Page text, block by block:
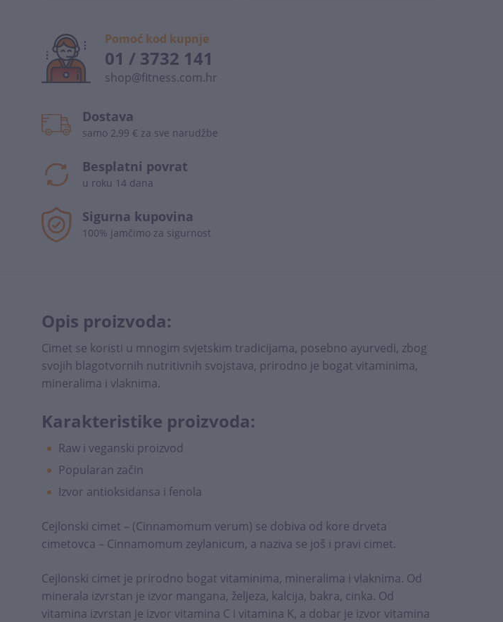
Pomoć kod kupnje
01 / 3732 141
shop@fitness.com.hr
Dostava
samo 2,99 € za sve narudžbe
Besplatni povrat
u roku 14 dana
Sigurna kupovina
100% jamčimo za sigurnost
Opis proizvoda:
Cimet se koristi u mnogim svjetskim tradicijama, posebno ayurvedi, zbog
svojih blagotvornih nutritivnih svojstava, prirodno je bogat vitaminima,
mineralima i vlaknima.
Karakteristike proizvoda:
Raw i veganski proizvod
Popularan začin
Izvor antioksidansa i fenola
Cejlonski cimet – (Cinnamomum verum) se dobiva od kore drveta
cimetovca – Cinnamomum zeylanicum, a naziva se još i pravi cimet.
Cejlonski cimet je prirodno bogat vitaminima, mineralima i vlaknima. Od
minerala izvrstan je izvor mangana, željeza, kalcija, bakra, cinka. Od
vitamina izvrstan je izvor vitamina C i vitamina K, a dobar je izvor vitamina